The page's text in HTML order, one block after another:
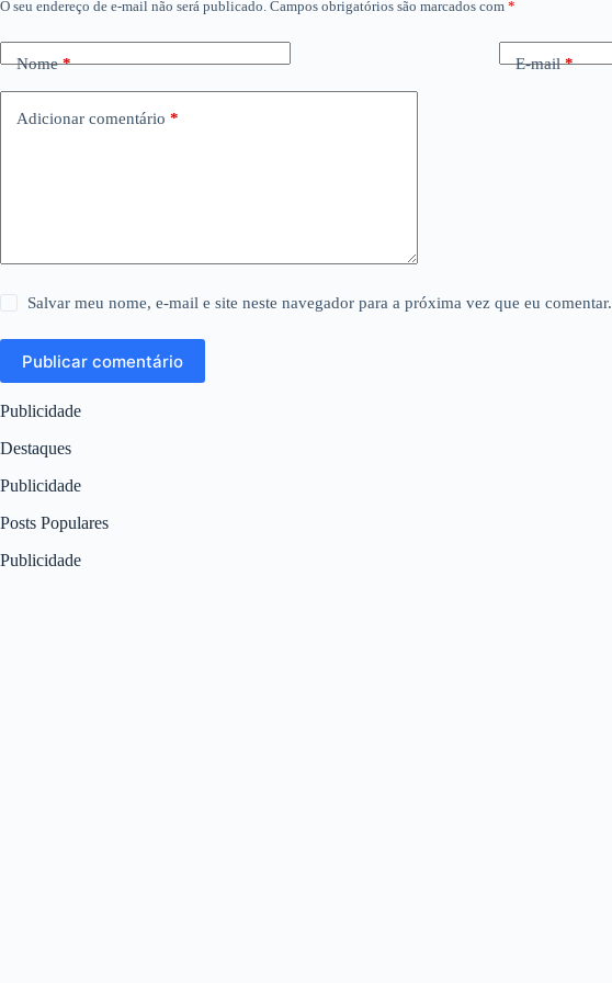
O seu endereço de e-mail não será publicado. Campos obrigatórios são marcados com *
Nome* E-mail*
Adicionar comentário *
Salvar meu nome, e-mail e site neste navegador para a próxima vez que eu comentar.
Publicar comentário
Publicidade
Destaques
Publicidade
Posts Populares
Publicidade